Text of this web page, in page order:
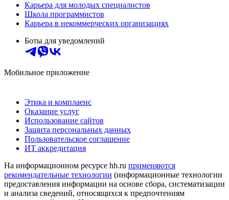
Карьера для молодых специалистов
Школа программистов
Карьера в некоммерческих организациях
Боты для уведомлений
Мобильное приложение
Этика и комплаенс
Оказание услуг
Использование сайтов
Защита персональных данных
Пользовательское соглашение
ИТ аккредитация
На информационном ресурсе hh.ru применяются
рекомендательные технологии (информационные технологии
предоставления информации на основе сбора, систематизации
и анализа сведений, относящихся к предпочтениям